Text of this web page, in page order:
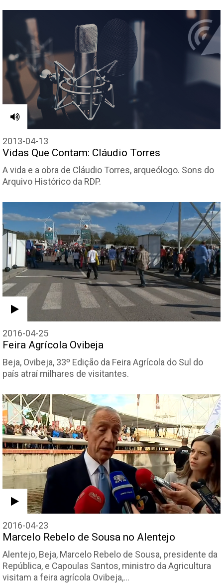
2013-04-13
Vidas Que Contam: Cláudio Torres
A vida e a obra de Cláudio Torres, arqueólogo. Sons do
Arquivo Histórico da RDP.
2016-04-25
Feira Agrícola Ovibeja
Beja, Ovibeja, 33º Edição da Feira Agrícola do Sul do
país atraí milhares de visitantes.
2016-04-23
Marcelo Rebelo de Sousa no Alentejo
Alentejo, Beja, Marcelo Rebelo de Sousa, presidente da
República, e Capoulas Santos, ministro da Agricultura
visitam a feira agrícola Ovibeja,…